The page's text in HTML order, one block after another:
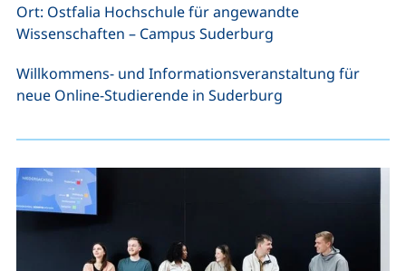
Ort: Ostfalia Hochschule für angewandte
Wissenschaften – Campus Suderburg
Willkommens- und Informationsveranstaltung für
neue Online-Studierende in Suderburg